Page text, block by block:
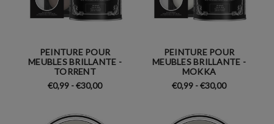
PEINTURE POUR
MEUBLES BRILLANTE -
TORRENT
€0,99 - €30,00
PEINTURE POUR
MEUBLES BRILLANTE -
MOKKA
€0,99 - €30,00